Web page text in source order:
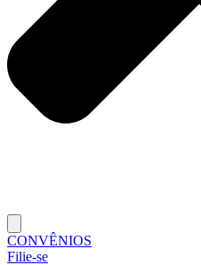
CONVÊNIOS
Filie-se